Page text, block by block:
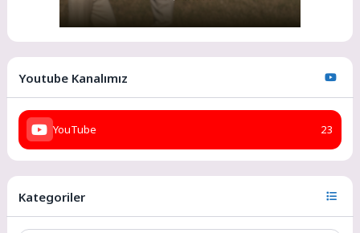
Youtube Kanalımız
YouTube 23
Kategoriler